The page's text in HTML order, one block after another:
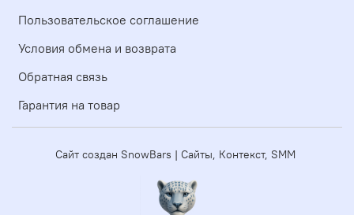
Пользовательское соглашение
Условия обмена и возврата
Обратная связь
Гарантия на товар
Сайт создан SnowBars | Сайты, Контекст, SMM